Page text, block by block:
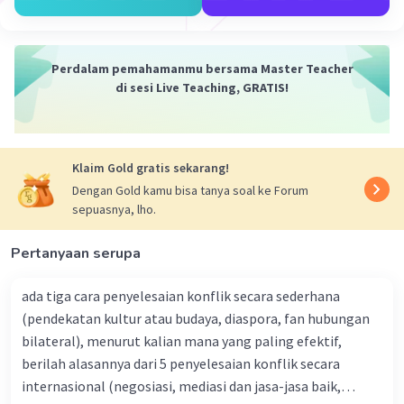
disebabkan oleh warisan budaya, tradisi, dan
Beberapa contoh kearifan lokal Palembang yang
bersifat ritual dan spiritual meliputi:
ritual dan tradisi masyarakat. Contohnya adalah
upacara pernikahan adat, upacara turun tanah
(turun mandi bayi), upacara persembahan
kepada leluhur, dan lain sebagainya. Upacara-
upacara ini sering kali diiringi dengan doa-doa,
kekuatan spiritual.
Pertunjukan Seni Tradisional: Pertunjukan seni
tradisional seperti tarian, musik, dan teater di
Palembang sering kali memiliki latar belakang
spiritual dan ritual. Misalnya, tarian-tarian adat
Perdalam pemahamanmu bersama Master Teacher
di sesi Live Teaching, GRATIS!
Klaim Gold gratis sekarang!
Dengan Gold kamu bisa tanya soal ke Forum
sepuasnya, lho.
Pertanyaan serupa
ada tiga cara penyelesaian konflik secara sederhana
(pendekatan kultur atau budaya, diaspora, fan hubungan
bilateral), menurut kalian mana yang paling efektif,
berilah alasannya dari 5 penyelesaian konflik secara
internasional (negosiasi, mediasi dan jasa-jasa baik,